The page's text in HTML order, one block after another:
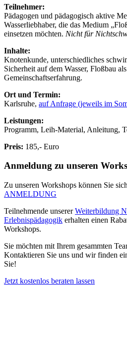
Teilnehmer:
Pädagogen und pädagogisch aktive
Wasserliebhaber, die das Medium
einsetzen möchten. Nicht für
Inhalte:
Knotenkunde, unterschiedliches
Sicherheit auf dem Wasser, Floßbau
Gemeinschaftserfahrung.
Ort und Termin:
Karlsruhe, auf Anfrage (jeweils im
Leistungen:
Programm, Leih-Material, Anleitung,
Preis: 185,- Euro
Anmeldung zu unseren
Zu unseren Workshops können Sie
ANMELDUNG
Teilnehmende unsererWeiterbildung
Erlebnispädagogik erhalten einen
Workshops.
Sie möchten mit Ihrem gesammten
Kontaktieren Sie uns und wir finden
Sie!
Jetzt kostenlos beraten lassen